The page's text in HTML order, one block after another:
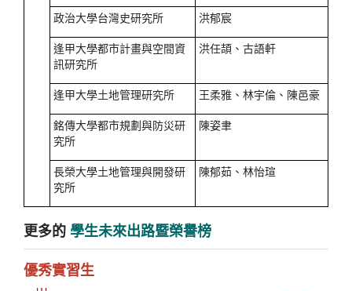
政治大學台灣史研究所 洪郁宸
逢甲大學都市計畫與空間資
訊研究所
洪任頡、古語軒
逢甲大學土地管理研究所 王柔雅、林宇倫、陳邑豪
銘傳大學都市規劃與防災研
究所
陳姿聿
長榮大學土地管理與開發研
究所
陳郁茹、林怡瑄
更多的 學生未來出路暨榮譽榜
優秀實習生